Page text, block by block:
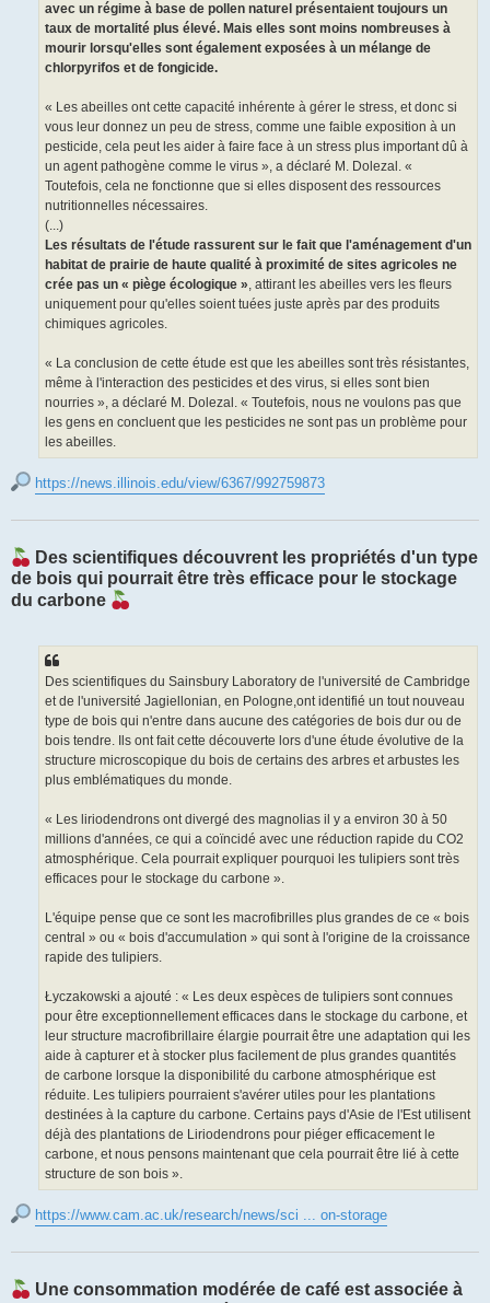
avec un régime à base de pollen naturel présentaient toujours un
taux de mortalité plus élevé. Mais elles sont moins nombreuses à
mourir lorsqu'elles sont également exposées à un mélange de
chlorpyrifos et de fongicide.
« Les abeilles ont cette capacité inhérente à gérer le stress, et donc si
vous leur donnez un peu de stress, comme une faible exposition à un
pesticide, cela peut les aider à faire face à un stress plus important dû à
un agent pathogène comme le virus », a déclaré M. Dolezal. «
Toutefois, cela ne fonctionne que si elles disposent des ressources
nutritionnelles nécessaires.
(...)
Les résultats de l'étude rassurent sur le fait que l'aménagement d'un
habitat de prairie de haute qualité à proximité de sites agricoles ne
crée pas un « piège écologique », attirant les abeilles vers les fleurs
uniquement pour qu'elles soient tuées juste après par des produits
chimiques agricoles.
« La conclusion de cette étude est que les abeilles sont très résistantes,
même à l'interaction des pesticides et des virus, si elles sont bien
nourries », a déclaré M. Dolezal. « Toutefois, nous ne voulons pas que
les gens en concluent que les pesticides ne sont pas un problème pour
les abeilles.
https://news.illinois.edu/view/6367/992759873
Des scientifiques découvrent les propriétés d'un type
de bois qui pourrait être très efficace pour le stockage
du carbone
Des scientifiques du Sainsbury Laboratory de l'université de Cambridge
et de l'université Jagiellonian, en Pologne,ont identifié un tout nouveau
type de bois qui n'entre dans aucune des catégories de bois dur ou de
bois tendre. Ils ont fait cette découverte lors d'une étude évolutive de la
structure microscopique du bois de certains des arbres et arbustes les
plus emblématiques du monde.
« Les liriodendrons ont divergé des magnolias il y a environ 30 à 50
millions d'années, ce qui a coïncidé avec une réduction rapide du CO2
atmosphérique. Cela pourrait expliquer pourquoi les tulipiers sont très
efficaces pour le stockage du carbone ».
L'équipe pense que ce sont les macrofibrilles plus grandes de ce « bois
central » ou « bois d'accumulation » qui sont à l'origine de la croissance
rapide des tulipiers.
Łyczakowski a ajouté : « Les deux espèces de tulipiers sont connues
pour être exceptionnellement efficaces dans le stockage du carbone, et
leur structure macrofibrillaire élargie pourrait être une adaptation qui les
aide à capturer et à stocker plus facilement de plus grandes quantités
de carbone lorsque la disponibilité du carbone atmosphérique est
réduite. Les tulipiers pourraient s'avérer utiles pour les plantations
destinées à la capture du carbone. Certains pays d'Asie de l'Est utilisent
déjà des plantations de Liriodendrons pour piéger efficacement le
carbone, et nous pensons maintenant que cela pourrait être lié à cette
structure de son bois ».
https://www.cam.ac.uk/research/news/sci ... on-storage
Une consommation modérée de café est associée à